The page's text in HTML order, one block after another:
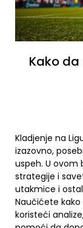
Kako da
Kladjenje na
izazovno,
uspeh. U
strategije i
utakmice i
Naučićete
koristeći